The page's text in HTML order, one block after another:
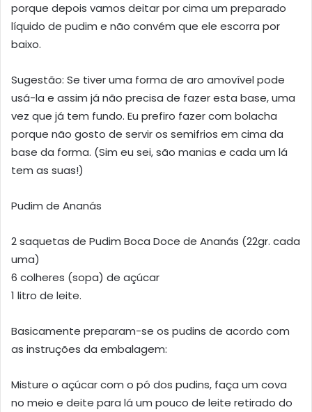
porque depois vamos deitar por cima um preparado
líquido de pudim e não convém que ele escorra por
baixo.
Sugestão: Se tiver uma forma de aro amovível pode
usá-la e assim já não precisa de fazer esta base, uma
vez que já tem fundo. Eu prefiro fazer com bolacha
porque não gosto de servir os semifrios em cima da
base da forma. (Sim eu sei, são manias e cada um lá
tem as suas!)
Pudim de Ananás
2 saquetas de Pudim Boca Doce de Ananás (22gr. cada
uma)
6 colheres (sopa) de açúcar
1 litro de leite.
Basicamente preparam-se os pudins de acordo com
as instruções da embalagem:
Misture o açúcar com o pó dos pudins, faça um cova
no meio e deite para lá um pouco de leite retirado do